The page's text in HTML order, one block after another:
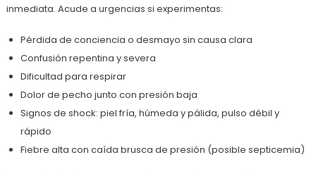
inmediata. Acude a urgencias si experimentas:
Pérdida de conciencia o desmayo sin causa clara
Confusión repentina y severa
Dificultad para respirar
Dolor de pecho junto con presión baja
Signos de shock: piel fría, húmeda y pálida, pulso débil y
rápido
Fiebre alta con caída brusca de presión (posible septicemia)